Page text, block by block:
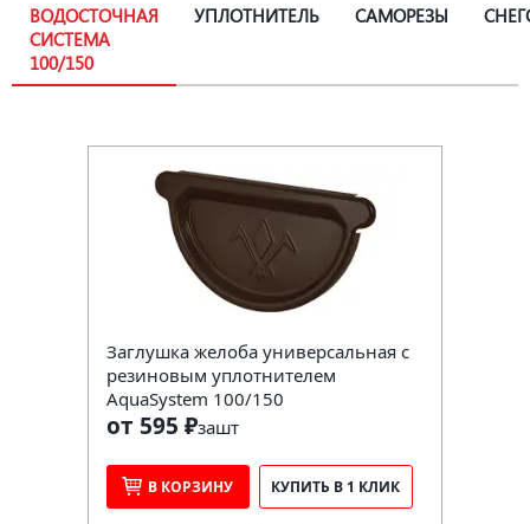
ВОДОСТОЧНАЯ
СИСТЕМА
100/150
УПЛОТНИТЕЛЬ САМОРЕЗЫ
Заглушка желоба универсальная с
резиновым уплотнителем
AquaSystem 100/150
от 595 ₽зашт
В КОРЗИНУ КУПИТЬ В 1 КЛИК